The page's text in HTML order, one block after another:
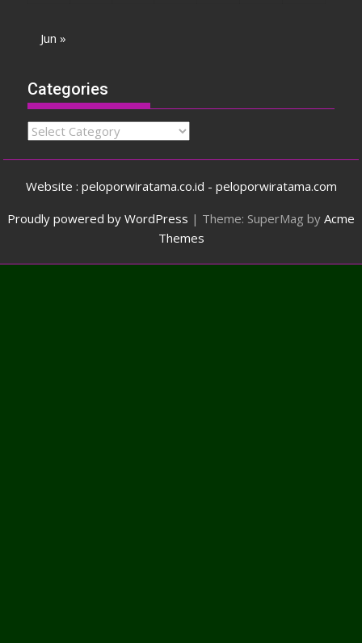
Jun »
Categories
Categories
Website : peloporwiratama.co.id - peloporwiratama.com
Proudly powered by WordPress | Theme: SuperMag by Acme
Themes